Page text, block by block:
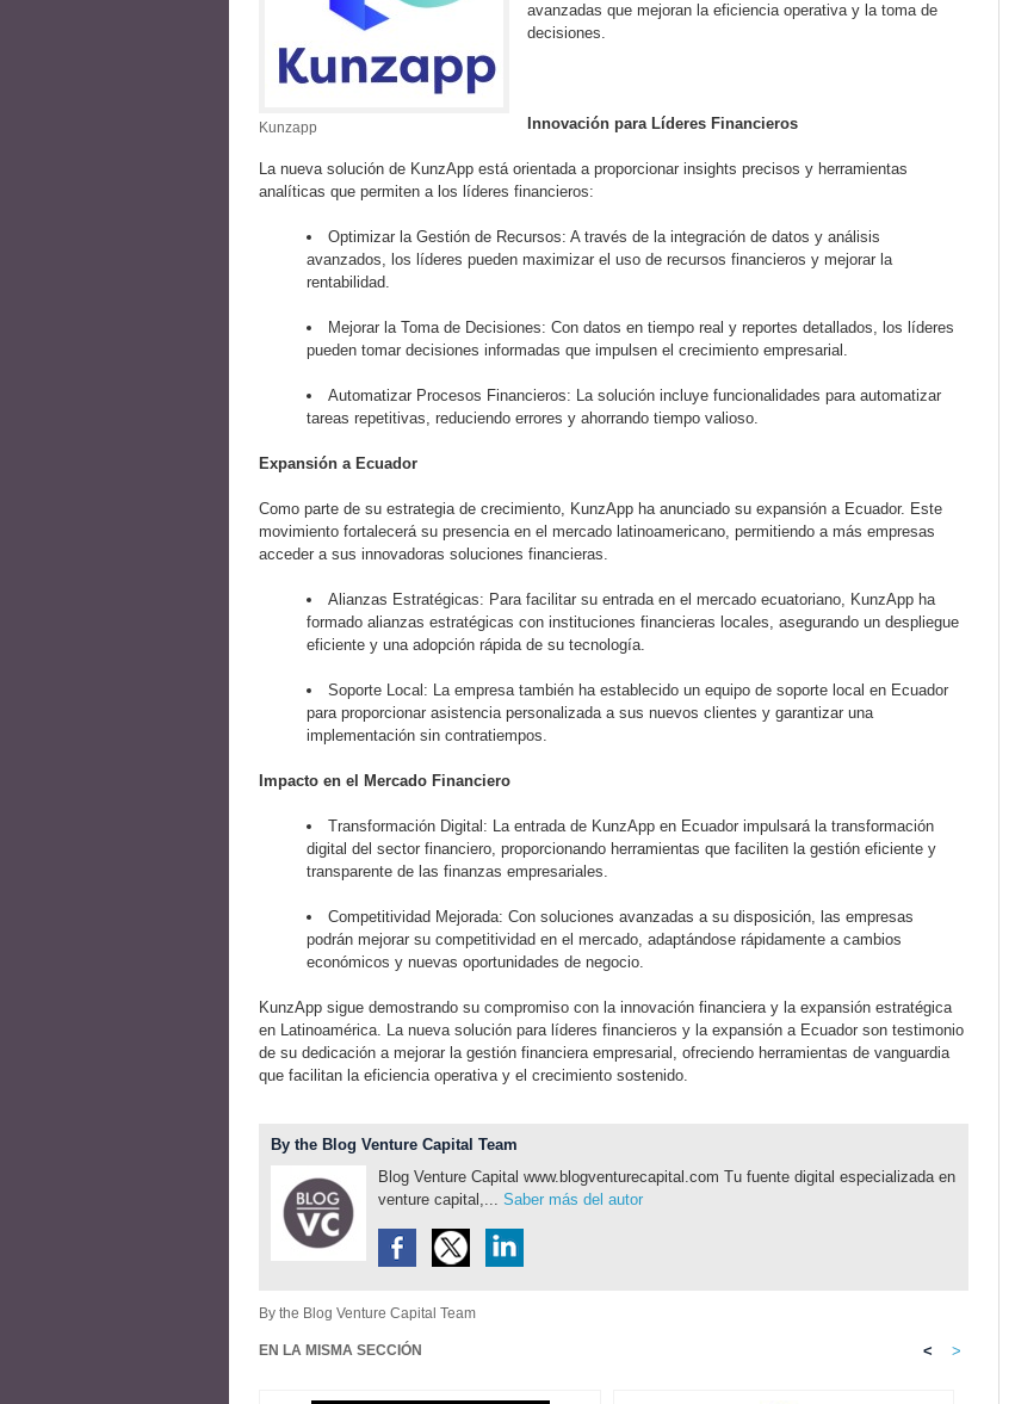
Kunzapp
avanzadas que mejoran la eficiencia operativa y la toma de
decisiones.
Innovación para Líderes Financieros
La nueva solución de KunzApp está orientada a proporcionar insights precisos y herramientas
analíticas que permiten a los líderes financieros:
Optimizar la Gestión de Recursos: A través de la integración de datos y análisis
avanzados, los líderes pueden maximizar el uso de recursos financieros y mejorar la
rentabilidad.
Mejorar la Toma de Decisiones: Con datos en tiempo real y reportes detallados, los líderes
pueden tomar decisiones informadas que impulsen el crecimiento empresarial.
Automatizar Procesos Financieros: La solución incluye funcionalidades para automatizar
tareas repetitivas, reduciendo errores y ahorrando tiempo valioso.
Expansión a Ecuador
Como parte de su estrategia de crecimiento, KunzApp ha anunciado su expansión a Ecuador. Este
movimiento fortalecerá su presencia en el mercado latinoamericano, permitiendo a más empresas
acceder a sus innovadoras soluciones financieras.
Alianzas Estratégicas: Para facilitar su entrada en el mercado ecuatoriano, KunzApp ha
formado alianzas estratégicas con instituciones financieras locales, asegurando un despliegue
eficiente y una adopción rápida de su tecnología.
Soporte Local: La empresa también ha establecido un equipo de soporte local en Ecuador
para proporcionar asistencia personalizada a sus nuevos clientes y garantizar una
implementación sin contratiempos.
Impacto en el Mercado Financiero
Transformación Digital: La entrada de KunzApp en Ecuador impulsará la transformación
digital del sector financiero, proporcionando herramientas que faciliten la gestión eficiente y
transparente de las finanzas empresariales.
Competitividad Mejorada: Con soluciones avanzadas a su disposición, las empresas
podrán mejorar su competitividad en el mercado, adaptándose rápidamente a cambios
económicos y nuevas oportunidades de negocio.
KunzApp sigue demostrando su compromiso con la innovación financiera y la expansión estratégica
en Latinoamérica. La nueva solución para líderes financieros y la expansión a Ecuador son testimonio
de su dedicación a mejorar la gestión financiera empresarial, ofreciendo herramientas de vanguardia
que facilitan la eficiencia operativa y el crecimiento sostenido.
By the Blog Venture Capital Team
Blog Venture Capital www.blogventurecapital.com Tu fuente digital especializada en
venture capital,... Saber más del autor
By the Blog Venture Capital Team
EN LA MISMA SECCIÓN < >